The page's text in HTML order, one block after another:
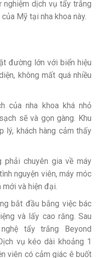
dịch vụ tẩy trắng
Mỹ tại nha khoa này.
đường lớn với biển hiệu
không mất quá nhiều
của nha khoa khá nhỏ
sẽ và gọn gàng. Khu
lý, khách hàng cảm thấy
phải chuyên gia về máy
nguyện viên, máy móc
và hiện đại.
bắt đầu bằng việc bác
và lấy cao răng. Sau
tẩy trắng Beyond
vụ kéo dài khoảng 1
viên có cảm giác ê buốt